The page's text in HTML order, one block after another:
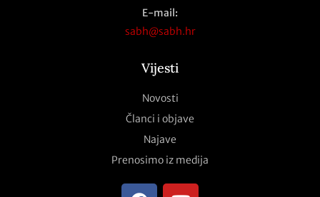
E-mail:
sabh@sabh.hr
Vijesti
Novosti
Članci i objave
Najave
Prenosimo iz medija